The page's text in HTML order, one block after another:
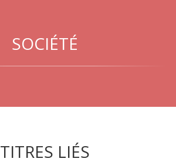
SOCIÉTÉ
TITRES LIÉS